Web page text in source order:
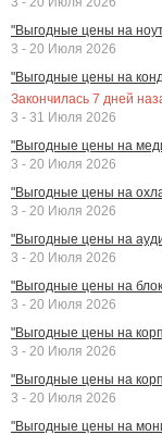
"Выгодные цены на
3 - 20 Июля 2026
"Выгодные цены на
Закончилась 7 дней
3 - 31 Июля 2026
"Выгодные цены на
3 - 20 Июля 2026
"Выгодные цены на
3 - 20 Июля 2026
"Выгодные цены на
3 - 20 Июля 2026
"Выгодные цены на
3 - 20 Июля 2026
"Выгодные цены на
3 - 20 Июля 2026
"Выгодные цены на
3 - 20 Июля 2026
"Выгодные цены на